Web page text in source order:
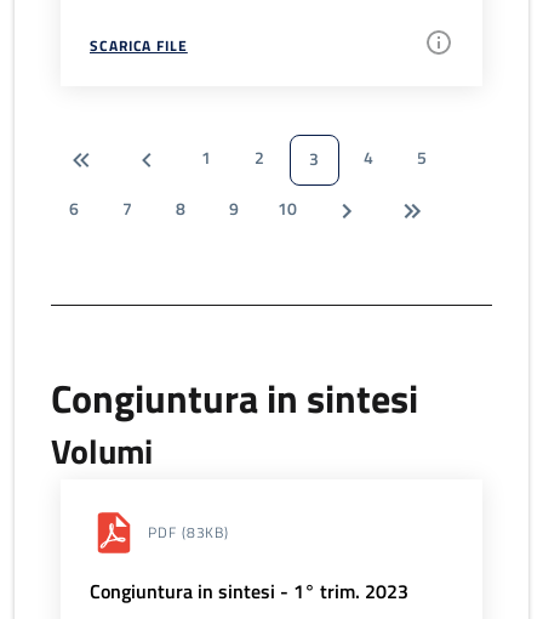
SCARICA FILE
1 2 3 4
5
6
7 8 9 10
Congiuntura in sintesi
Volumi
PDF (83KB)
Congiuntura in sintesi - 1° trim. 2023